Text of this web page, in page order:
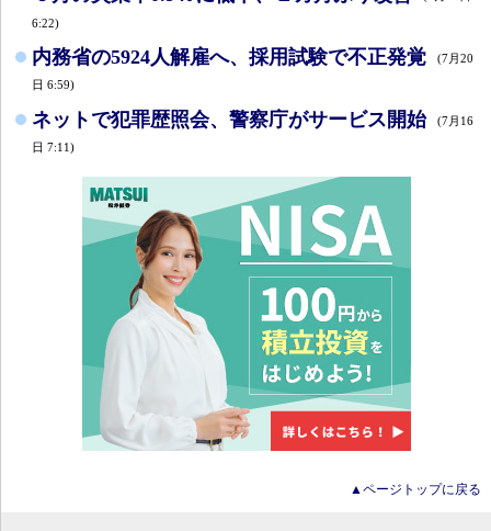
6:22)
内務省の5924人解雇へ、採用試験で不正発覚
(7月20
日 6:59)
ネットで犯罪歴照会、警察庁がサービス開始
(7月16
日 7:11)
▲ページトップに戻る